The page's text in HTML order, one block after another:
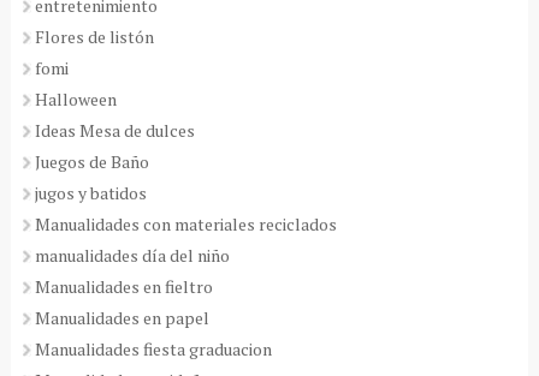
entretenimiento
Flores de listón
fomi
Halloween
Ideas Mesa de dulces
Juegos de Baño
jugos y batidos
Manualidades con materiales reciclados
manualidades día del niño
Manualidades en fieltro
Manualidades en papel
Manualidades fiesta graduacion